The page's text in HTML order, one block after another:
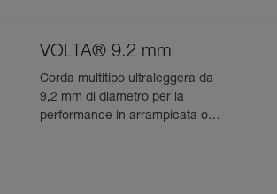
VOLTA® 9.2 mm
Corda multitipo ultraleggera da
9,2 mm di diametro per la
performance in arrampicata o